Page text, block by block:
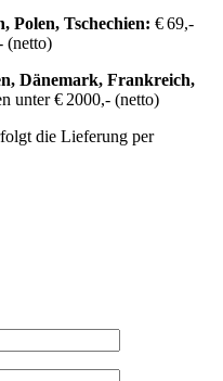
Polen, Tschechien: € 69,-
(netto)
Dänemark, Frankreich,
unter € 2000,- (netto)
die Lieferung per